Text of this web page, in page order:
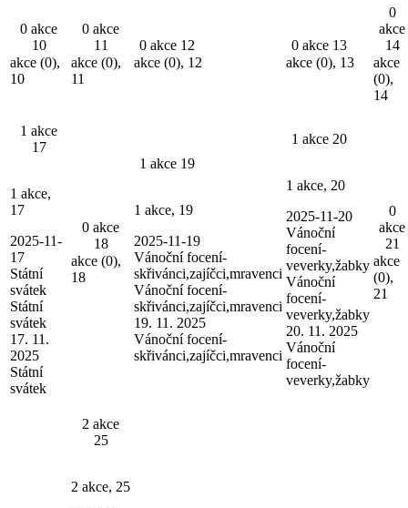
0 akce
10
akce (0),
10
0 akce
11
akce (0),
11
0 akce 12
akce (0), 12
0 akce 13
akce (0), 13
0
akce
14
akce
(0),
14
1 akce
17
1 akce,
17
2025-11-
17
Státní
svátek
Státní
svátek
17. 11.
2025
Státní
svátek
0 akce
18
akce (0),
18
1 akce 19
1 akce, 19
2025-11-19
Vánoční focení-
skřivánci,zajíčci,mravenci
Vánoční focení-
skřivánci,zajíčci,mravenci
19. 11. 2025
Vánoční focení-
skřivánci,zajíčci,mravenci
1 akce 20
1 akce, 20
2025-11-20
Vánoční
focení-
veverky,žabky
Vánoční
focení-
veverky,žabky
20. 11. 2025
Vánoční
focení-
veverky,žabky
0
akce
21
akce
(0),
21
2 akce
25
2 akce, 25